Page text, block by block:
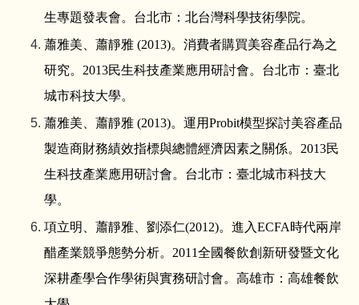
生專題發表會。台北市：北台灣科學技術學院。
蕭雅美、蕭靜雅 (2013)。消費者購買美容產品行為之
研究。 2013民生科技產業應用研討會。台北市：臺北
城市科技大學。
蕭雅美、蕭靜雅 (2013)。運用Probit模型探討美容產品
製造商財務績效指標與總體經濟因素之關係。 2013民
生科技產業應用研討會。台北市：臺北城市科技大
學。
項立明、蕭靜雅、劉添仁(2012)。進入ECFA時代兩岸
醋產業競爭態勢分析。 2011全國餐飲創新研發暨文化
深耕產學合作學術與實務研討會。高雄市：高雄餐飲